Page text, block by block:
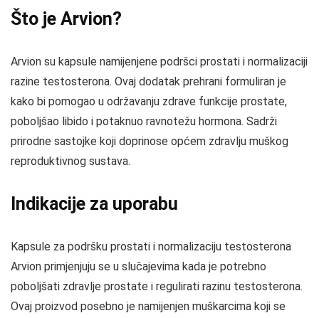
Što je Arvion?
Arvion su kapsule namijenjene podršci prostati i normalizaciji
razine testosterona. Ovaj dodatak prehrani formuliran je
kako bi pomogao u održavanju zdrave funkcije prostate,
poboljšao libido i potaknuo ravnotežu hormona. Sadrži
prirodne sastojke koji doprinose općem zdravlju muškog
reproduktivnog sustava.
Indikacije za uporabu
Kapsule za podršku prostati i normalizaciju testosterona
Arvion primjenjuju se u slučajevima kada je potrebno
poboljšati zdravlje prostate i regulirati razinu testosterona.
Ovaj proizvod posebno je namijenjen muškarcima koji se